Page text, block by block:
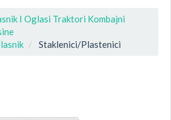
I Oglasi Traktori Kombajni
Staklenici/Plastenici